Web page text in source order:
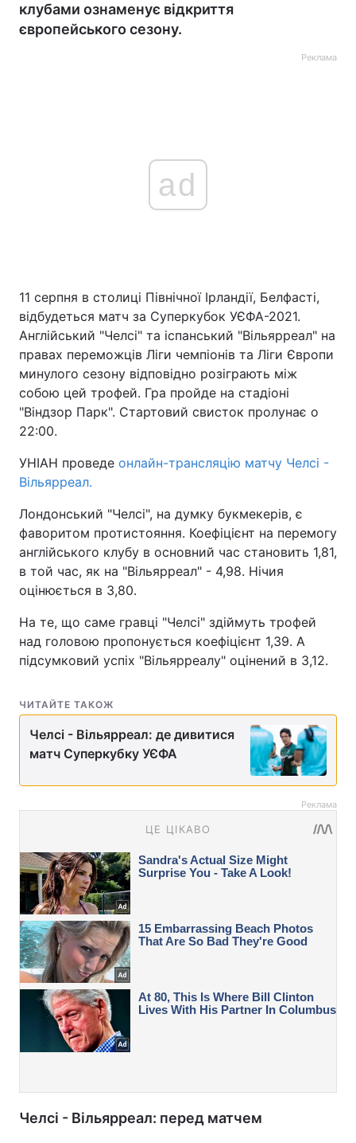
клубами ознаменує відкриття
європейського сезону.
Реклама
ad
11 серпня в столиці Північної Ірландії, Белфасті,
відбудеться матч за Суперкубок УЄФА-2021.
Англійський "Челсі" та іспанський "Вільярреал" на
правах переможців Ліги чемпіонів та Ліги Європи
минулого сезону відповідно розіграють між
собою цей трофей. Гра пройде на стадіоні
"Віндзор Парк". Стартовий свисток пролунає о
22:00.
УНІАН проведе онлайн-трансляцію матчу Челсі -
Вільярреал.
Лондонський "Челсі", на думку букмекерів, є
фаворитом протистояння. Коефіцієнт на перемогу
англійського клубу в основний час становить 1,81,
в той час, як на "Вільярреал" - 4,98. Нічия
оцінюється в 3,80.
На те, що саме гравці "Челсі" здіймуть трофей
над головою пропонується коефіцієнт 1,39. А
підсумковий успіх "Вільярреалу" оцінений в 3,12.
ЧИТАЙТЕ ТАКОЖ
Челсі - Вільярреал: де дивитися
матч Суперкубку УЄФА
Реклама
Челсі - Вільярреал: перед матчем